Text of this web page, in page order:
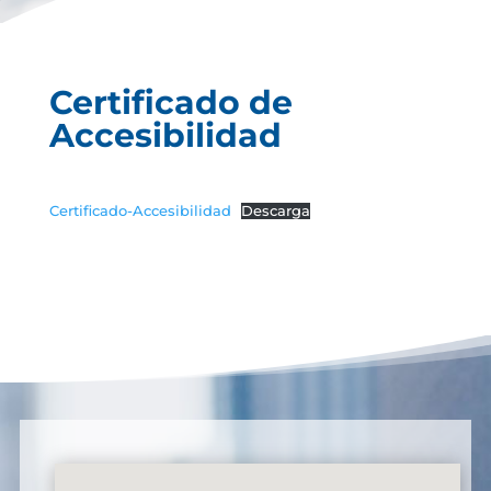
Certificado de
Accesibilidad
Certificado-Accesibilidad Descarga